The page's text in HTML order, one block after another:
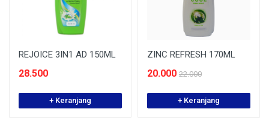
REJOICE 3IN1 AD 150ML
28.500
+ Keranjang
ZINC REFRESH 170ML
20.000 22.000
+ Keranjang